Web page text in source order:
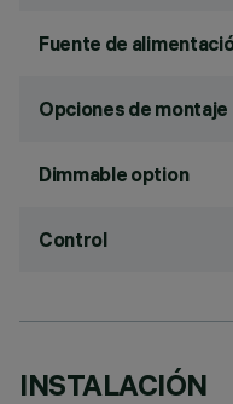
Fuente de
Opciones de montaje
Dimmable option
Control
INSTALACIÓN